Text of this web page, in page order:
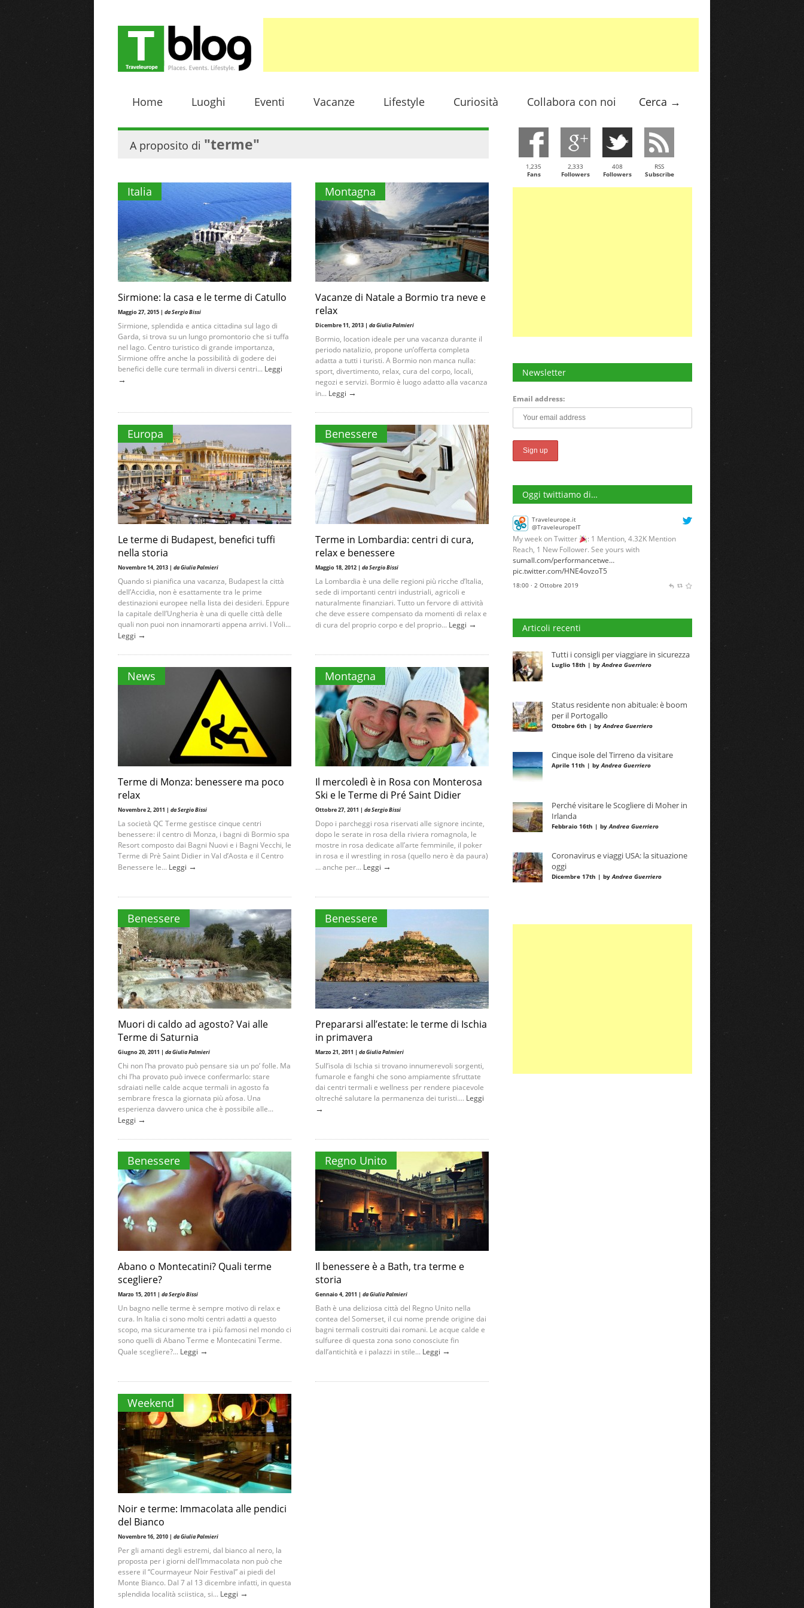
Home Luoghi Eventi Vacanze Lifestyle Curiosità Collabora con noi Cerca →
A proposito di "terme"
Italia
Sirmione: la casa e le terme di Catullo
Maggio 27, 2015 | da Sergio Bissi
Sirmione, splendida e antica cittadina sul lago di
Garda, si trova su un lungo promontorio che si tuffa
nel lago. Centro turistico di grande importanza,
Sirmione offre anche la possibilità di godere dei
benefici delle cure termali in diversi centri... Leggi
→
Montagna
Vacanze di Natale a Bormio tra neve e
relax
Dicembre 11, 2013 | da Giulia Palmieri
Bormio, location ideale per una vacanza durante il
periodo natalizio, propone un’offerta completa
adatta a tutti i turisti. A Bormio non manca nulla:
sport, divertimento, relax, cura del corpo, locali,
negozi e servizi. Bormio è luogo adatto alla vacanza
in... Leggi →
Europa
Le terme di Budapest, benefici tuffi
nella storia
Novembre 14, 2013 | da Giulia Palmieri
Quando si pianifica una vacanza, Budapest la città
dell’Accidia, non è esattamente tra le prime
destinazioni europee nella lista dei desideri. Eppure
la capitale dell’Ungheria è una di quelle città delle
quali non puoi non innamorarti appena arrivi. I Voli...
Leggi →
Benessere
Terme in Lombardia: centri di cura,
relax e benessere
Maggio 18, 2012 | da Sergio Bissi
La Lombardia è una delle regioni più ricche d’Italia,
sede di importanti centri industriali, agricoli e
naturalmente finanziari. Tutto un fervore di attività
che deve essere compensato da momenti di relax e
di cura del proprio corpo e del proprio... Leggi →
News
Terme di Monza: benessere ma poco
relax
Novembre 2, 2011 | da Sergio Bissi
La società QC Terme gestisce cinque centri
benessere: il centro di Monza, i bagni di Bormio spa
Resort composto dai Bagni Nuovi e i Bagni Vecchi, le
Terme di Prè Saint Didier in Val d’Aosta e il Centro
Benessere le... Leggi →
Montagna
Il mercoledì è in Rosa con Monterosa
Ski e le Terme di Pré Saint Didier
Ottobre 27, 2011 | da Sergio Bissi
Dopo i parcheggi rosa riservati alle signore incinte,
dopo le serate in rosa della riviera romagnola, le
mostre in rosa dedicate all’arte femminile, il poker
in rosa e il wrestling in rosa (quello nero è da paura)
… anche per... Leggi →
Benessere
Muori di caldo ad agosto? Vai alle
Terme di Saturnia
Giugno 20, 2011 | da Giulia Palmieri
Chi non l’ha provato può pensare sia un po’ folle. Ma
chi l’ha provato può invece confermarlo: stare
sdraiati nelle calde acque termali in agosto fa
sembrare fresca la giornata più afosa. Una
esperienza davvero unica che è possibile alle...
Leggi →
Benessere
Prepararsi all’estate: le terme di Ischia
in primavera
Marzo 21, 2011 | da Giulia Palmieri
Sull’isola di Ischia si trovano innumerevoli sorgenti,
fumarole e fanghi che sono ampiamente sfruttate
dai centri termali e wellness per rendere piacevole
oltreché salutare la permanenza dei turisti.... Leggi
→
Benessere
Abano o Montecatini? Quali terme
scegliere?
Marzo 15, 2011 | da Sergio Bissi
Un bagno nelle terme è sempre motivo di relax e
cura. In Italia ci sono molti centri adatti a questo
scopo, ma sicuramente tra i più famosi nel mondo ci
sono quelli di Abano Terme e Montecatini Terme.
Quale scegliere?... Leggi →
Regno Unito
Il benessere è a Bath, tra terme e
storia
Gennaio 4, 2011 | da Giulia Palmieri
Bath è una deliziosa città del Regno Unito nella
contea del Somerset, il cui nome prende origine dai
bagni termali costruiti dai romani. Le acque calde e
sulfuree di questa zona sono conosciute fin
dall’antichità e i palazzi in stile... Leggi →
Weekend
Noir e terme: Immacolata alle pendici
del Bianco
Novembre 16, 2010 | da Giulia Palmieri
Per gli amanti degli estremi, dal bianco al nero, la
proposta per i giorni dell’Immacolata non può che
essere il “Courmayeur Noir Festival” ai piedi del
Monte Bianco. Dal 7 al 13 dicembre infatti, in questa
splendida località sciistica, si... Leggi →
1,235
Fans
2,333
Followers
408
Followers
RSS
Subscribe
Newsletter
Email address:
Oggi twittiamo di…
Traveleurope.it
@TraveleuropeIT
My week on Twitter
: 1 Mention, 4.32K Mention
Reach, 1 New Follower. See yours with
sumall.com/performancetwe…
pic.twitter.com/HNE4ovzoT5
18:00 · 2 Ottobre 2019
Articoli recenti
Tutti i consigli per viaggiare in sicurezza
Luglio 18th | byAndrea Guerriero
Status residente non abituale: è boom
per il Portogallo
Ottobre 6th | byAndrea Guerriero
Cinque isole del Tirreno da visitare
Aprile 11th | byAndrea Guerriero
Perché visitare le Scogliere di Moher in
Irlanda
Febbraio 16th | byAndrea Guerriero
Coronavirus e viaggi USA: la situazione
oggi
Dicembre 17th | byAndrea Guerriero